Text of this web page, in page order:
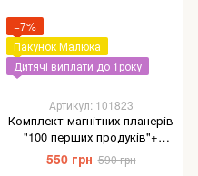
−7%
Пакунок Малюка
Дитячі виплати до 1року
Артикул: 101823
Комплект магнітних планерів
"100 перших продуків"+
меню, блакитний
550 грн 590 грн